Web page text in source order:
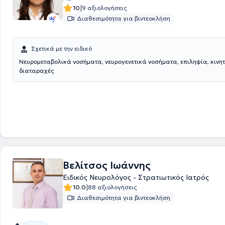
10|9 αξιολογήσεις
Διαθεσιμότητα για βιντεοκλήση
Σχετικά με την ειδικό
Νευρομεταβολικά νοσήματα, νευρογενετικά νοσήματα, επιληψία,
διαταραχές
Βελίτσος Ιωάννης
Ειδικός Νευρολόγος - Στρατιωτικός Ιατρός
10.0|88 αξιολογήσεις
Διαθεσιμότητα για βιντεοκλήση